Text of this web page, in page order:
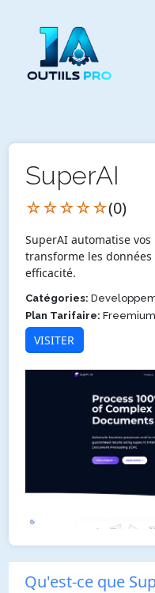
SuperAI
☆☆☆☆☆(0)
SuperAI automatise vos
transforme les
efficacité.
Catégories:
Plan Tarifaire: Freemium
VISITER
Qu'est-ce que